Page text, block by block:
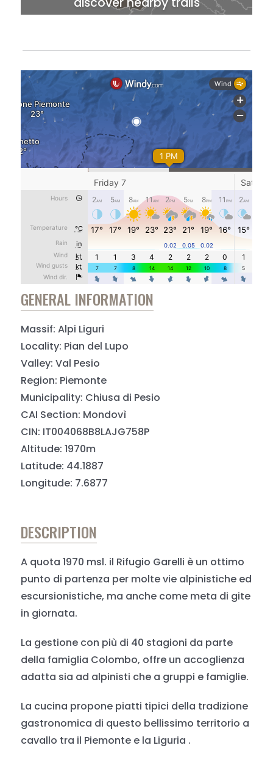
GENERAL INFORMATION
Massif: Alpi Liguri
Locality: Pian del Lupo
Valley: Val Pesio
Region: Piemonte
Municipality: Chiusa di Pesio
CAI Section: Mondovì
CIN: IT004068B8LAJG758P
Altitude: 1970m
Latitude: 44.1887
Longitude: 7.6877
DESCRIPTION
A quota 1970 msl. il Rifugio Garelli è un ottimo
punto di partenza per molte vie alpinistiche ed
escursionistiche, ma anche come meta di gite
in giornata.
La gestione con più di 40 stagioni da parte
della famiglia Colombo, offre un accoglienza
adatta sia ad alpinisti che a gruppi e famiglie.
La cucina propone piatti tipici della tradizione
gastronomica di questo bellissimo territorio a
cavallo tra il Piemonte e la Liguria .